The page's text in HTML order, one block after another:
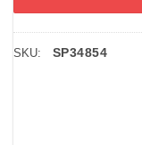
SKU: SP34854